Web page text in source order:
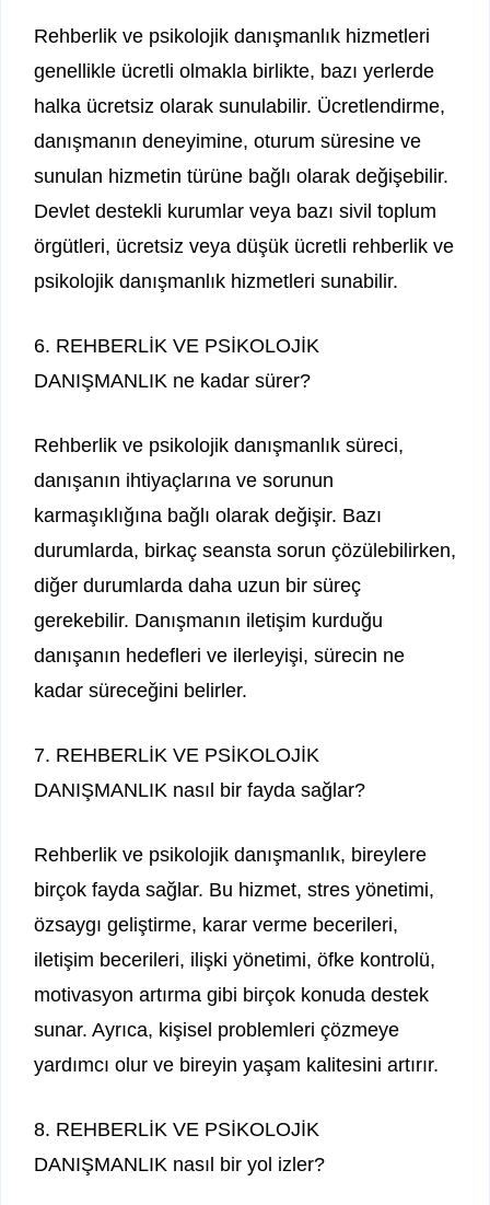
Rehberlik ve psikolojik danışmanlık hizmetleri
genellikle ücretli olmakla birlikte, bazı yerlerde
halka ücretsiz olarak sunulabilir. Ücretlendirme,
danışmanın deneyimine, oturum süresine ve
sunulan hizmetin türüne bağlı olarak değişebilir.
Devlet destekli kurumlar veya bazı sivil toplum
örgütleri, ücretsiz veya düşük ücretli rehberlik ve
psikolojik danışmanlık hizmetleri sunabilir.
6. REHBERLİK VE PSİKOLOJİK
DANIŞMANLIK ne kadar sürer?
Rehberlik ve psikolojik danışmanlık süreci,
danışanın ihtiyaçlarına ve sorunun
karmaşıklığına bağlı olarak değişir. Bazı
durumlarda, birkaç seansta sorun çözülebilirken,
diğer durumlarda daha uzun bir süreç
gerekebilir. Danışmanın iletişim kurduğu
danışanın hedefleri ve ilerleyişi, sürecin ne
kadar süreceğini belirler.
7. REHBERLİK VE PSİKOLOJİK
DANIŞMANLIK nasıl bir fayda sağlar?
Rehberlik ve psikolojik danışmanlık, bireylere
birçok fayda sağlar. Bu hizmet, stres yönetimi,
özsaygı geliştirme, karar verme becerileri,
iletişim becerileri, ilişki yönetimi, öfke kontrolü,
motivasyon artırma gibi birçok konuda destek
sunar. Ayrıca, kişisel problemleri çözmeye
yardımcı olur ve bireyin yaşam kalitesini artırır.
8. REHBERLİK VE PSİKOLOJİK
DANIŞMANLIK nasıl bir yol izler?